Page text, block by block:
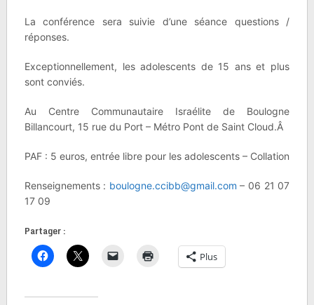
La conférence sera suivie d’une séance questions /
réponses.
Exceptionnellement, les adolescents de 15 ans et plus
sont conviés.
Au Centre Communautaire Israélite de Boulogne
Billancourt, 15 rue du Port – Métro Pont de Saint Cloud.Â
PAF : 5 euros, entrée libre pour les adolescents – Collation
Renseignements : boulogne.ccibb@gmail.com – 06 21 07
17 09
Partager :
Plus